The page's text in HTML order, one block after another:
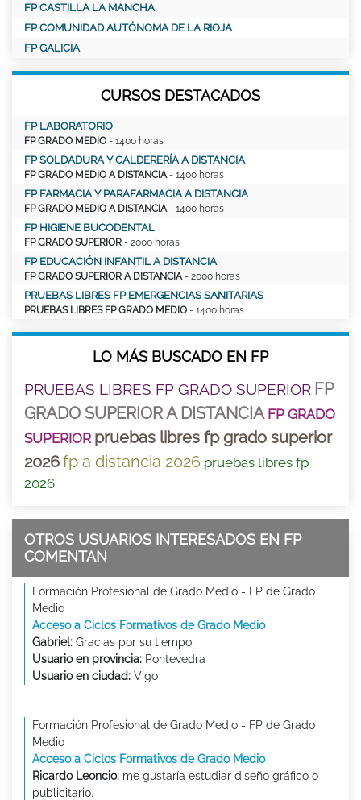
FP CASTILLA LA MANCHA
FP COMUNIDAD AUTÓNOMA DE LA RIOJA
FP GALICIA
CURSOS DESTACADOS
FP LABORATORIO
FP GRADO MEDIO - 1400 horas
FP SOLDADURA Y CALDERERÍA A DISTANCIA
FP GRADO MEDIO A DISTANCIA - 1400 horas
FP FARMACIA Y PARAFARMACIA A DISTANCIA
FP GRADO MEDIO A DISTANCIA - 1400 horas
FP HIGIENE BUCODENTAL
FP GRADO SUPERIOR - 2000 horas
FP EDUCACIÓN INFANTIL A DISTANCIA
FP GRADO SUPERIOR A DISTANCIA - 2000 horas
PRUEBAS LIBRES FP EMERGENCIAS SANITARIAS
PRUEBAS LIBRES FP GRADO MEDIO - 1400 horas
LO MÁS BUSCADO EN FP
PRUEBAS LIBRES FP GRADO SUPERIOR FP
GRADO SUPERIOR A DISTANCIA FP GRADO
SUPERIOR pruebas libres fp grado superior
2026fp a distancia 2026 pruebas libres fp
2026
OTROS USUARIOS INTERESADOS EN FP
COMENTAN
Formación Profesional de Grado Medio - FP de Grado
Medio
Acceso a Ciclos Formativos de Grado Medio
Gabriel: Gracias por su tiempo.
Usuario en provincia: Pontevedra
Usuario en ciudad: Vigo
Formación Profesional de Grado Medio - FP de Grado
Medio
Acceso a Ciclos Formativos de Grado Medio
Ricardo Leoncio: me gustaría estudiar diseño gráfico o
publicitario.